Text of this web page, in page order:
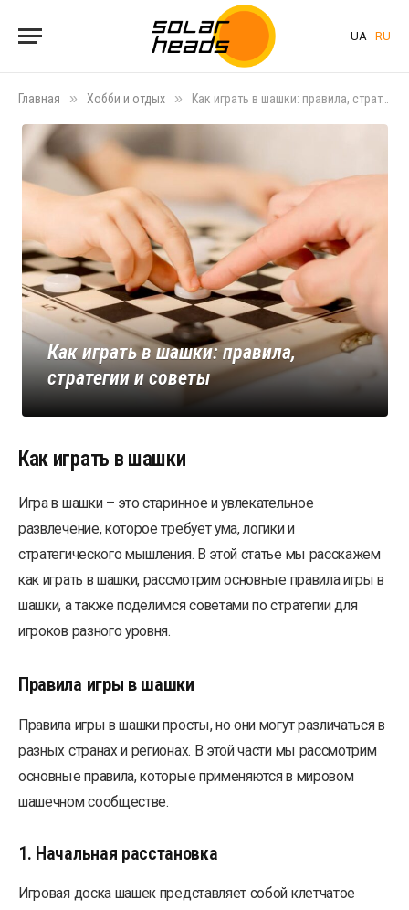
UA RU
Главная » Хобби и отдых » Как играть в шашки: правила, стратегии и советы
Как играть в шашки: правила,
стратегии и советы
Как играть в шашки
Игра в шашки – это старинное и увлекательное
развлечение, которое требует ума, логики и
стратегического мышления. В этой статье мы расскажем
как играть в шашки, рассмотрим основные правила игры в
шашки, а также поделимся советами по стратегии для
игроков разного уровня.
Правила игры в шашки
Правила игры в шашки просты, но они могут различаться в
разных странах и регионах. В этой части мы рассмотрим
основные правила, которые применяются в мировом
шашечном сообществе.
1. Начальная расстановка
Игровая доска шашек представляет собой клетчатое